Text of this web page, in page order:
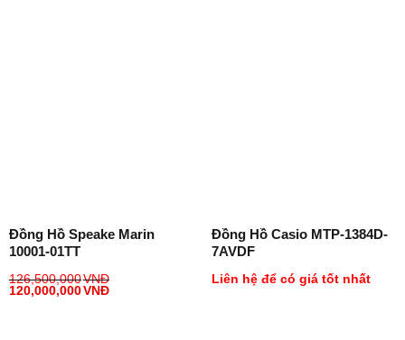
Đồng Hồ Speake Marin
10001-01TT
126,500,000VNĐ
120,000,000VNĐ
Đồng Hồ Casio MTP-1384D-
7AVDF
Liên hệ để có giá tốt nhất